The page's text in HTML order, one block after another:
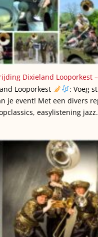
Dixieland Looporkest –
Looporkest
: Voeg
je event! Met een divers
easylistening